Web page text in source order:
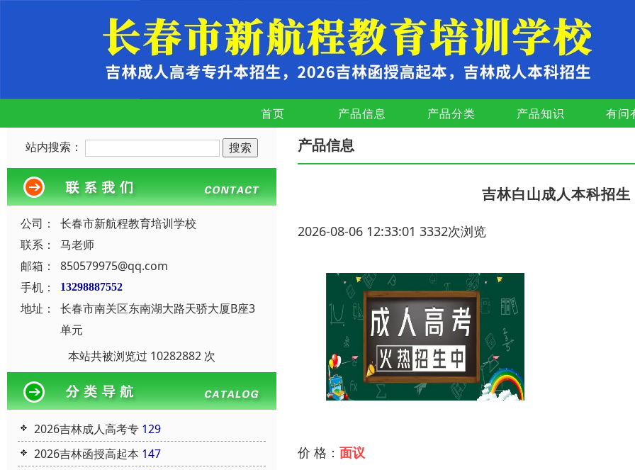
首页 产品信息 产品分类 产品知识 有问
站内搜索：
公司：
长春市新航程教育培训学校
联系：
马老师
邮箱：
850579975@qq.com
手机：
13298887552
地址：
长春市南关区东南湖大路天骄大厦B座3
单元
本站共被浏览过 10282882 次
2026吉林成人高考专 129
2026吉林函授高起本 147
产品信息
吉林白山成人本科招
2026-08-06 12:33:01 3332次浏览
价 格： 面议